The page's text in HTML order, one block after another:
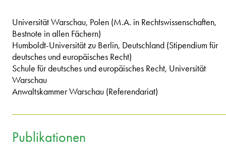
Universität Warschau, Polen (M.A. in Rechtswissenschaften,
Bestnote in allen Fächern)
Humboldt-Universität zu Berlin, Deutschland (Stipendium für
deutsches und europäisches Recht)
Schule für deutsches und europäisches Recht, Universität
Warschau
Anwaltskammer Warschau (Referendariat)
Publikationen